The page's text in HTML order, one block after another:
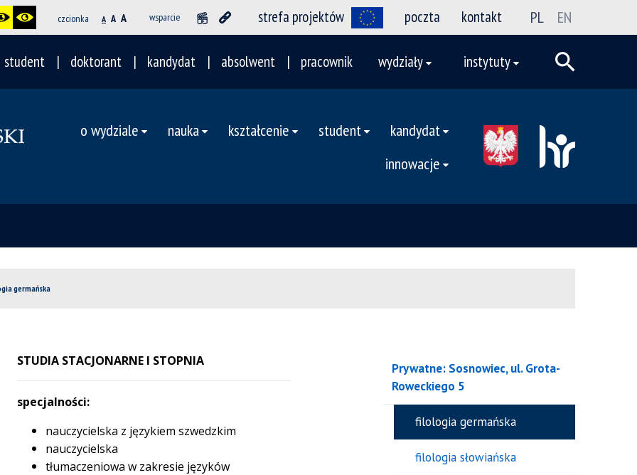
czcionka A A A wsparcie strefa projektów poczta kontakt PL EN
student doktorant kandydat absolwent pracownik wydziały instytuty
o wydziale nauka kształcenie student
kandydat
innowacje
germańska
STUDIA STACJONARNE I STOPNIA
specjalności:
nauczycielska z językiem szwedzkim
nauczycielska
tłumaczeniowa w zakresie języków
Prywatne: Sosnowiec, ul. Grota-
Roweckiego 5
filologia germańska
filologia słowiańska